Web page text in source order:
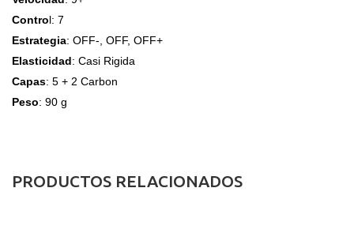
Control: 7
Estrategia: OFF-, OFF, OFF+
Elasticidad: Casi Rigida
Capas: 5 + 2 Carbon
Peso: 90 g
PRODUCTOS RELACIONADOS